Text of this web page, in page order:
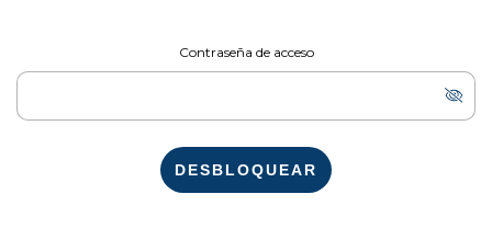
Contraseña de acceso
DESBLOQUEAR